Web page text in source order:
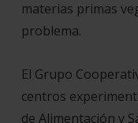
materias primas
problema.
El Grupo
centros
de Alimentación y